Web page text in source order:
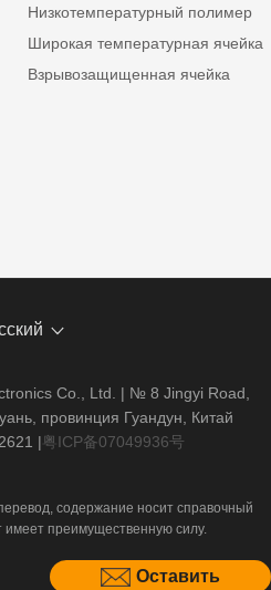
Оставить
Низкотемпературный полимер
Широкая температурная ячейка
Взрывозащищенная ячейка
Co., Ltd. | № 8 Jingyi Road,
провинция Гуандун, Китай
|粤ICP备07049936号
содержание носит справочный
имеет преимущественную силу.